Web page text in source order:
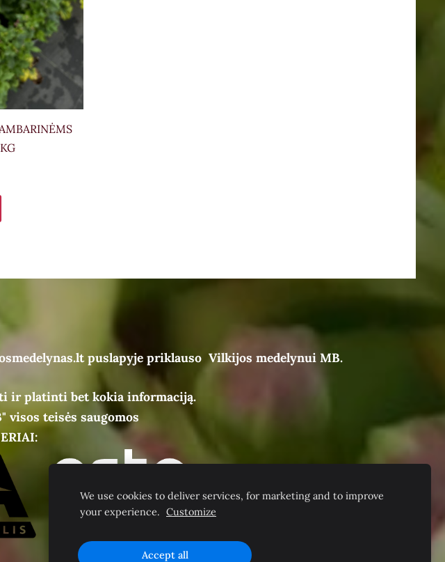
puslapyje priklauso Vilkijos medelynui MB.
ir platinti bet kokia informaciją.
visos teisės saugomos
We use cookies to deliver services, for marketing and to improve
your experience. Customize
Accept all